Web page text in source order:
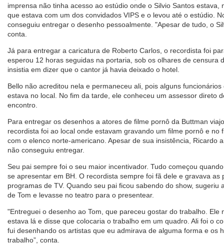
imprensa não tinha acesso ao estúdio onde o Silvio Santos estava,
que estava com um dos convidados VIPS e o levou até o estúdio.
conseguiu entregar o desenho pessoalmente. "Apesar de tudo, o
conta.
Já para entregar a caricatura de Roberto Carlos, o recordista foi
esperou 12 horas seguidas na portaria, sob os olhares de censura
insistia em dizer que o cantor já havia deixado o hotel.
Bello não acreditou nela e permaneceu ali, pois alguns
estava no local. No fim da tarde, ele conheceu um assessor direto
encontro.
Para entregar os desenhos a atores de filme pornô da Buttman
recordista foi ao local onde estavam gravando um filme pornô e no
com o elenco norte-americano. Apesar de sua insistência, Ricardo
não conseguiu entregar.
Seu pai sempre foi o seu maior incentivador. Tudo começou
se apresentar em BH. O recordista sempre foi fã dele e gravava as
programas de TV. Quando seu pai ficou sabendo do show, sugeriu
de Tom e levasse no teatro para o presentear.
"Entreguei o desenho ao Tom, que pareceu gostar do trabalho. Ele
estava lá e disse que colocaria o trabalho em um quadro. Ali foi o
fui desenhando os artistas que eu admirava de alguma forma e os
trabalho”, conta.